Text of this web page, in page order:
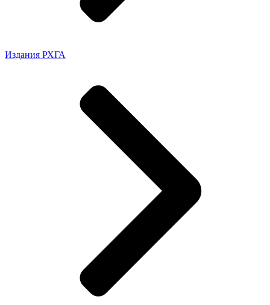
Издания РХГА